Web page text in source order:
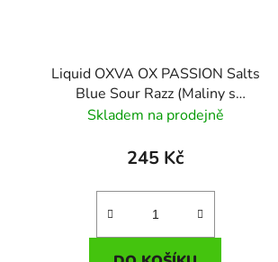
Liquid OXVA OX PASSION Salts
Blue Sour Razz (Maliny s
borůvkami) 10ml - 10mg
Skladem na prodejně
245 Kč